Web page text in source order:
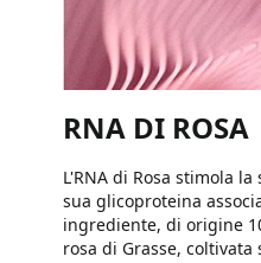
RNA DI ROSA
L'RNA di Rosa stimola
sua glicoproteina
ingrediente, di origine
rosa di Grasse, coltivata